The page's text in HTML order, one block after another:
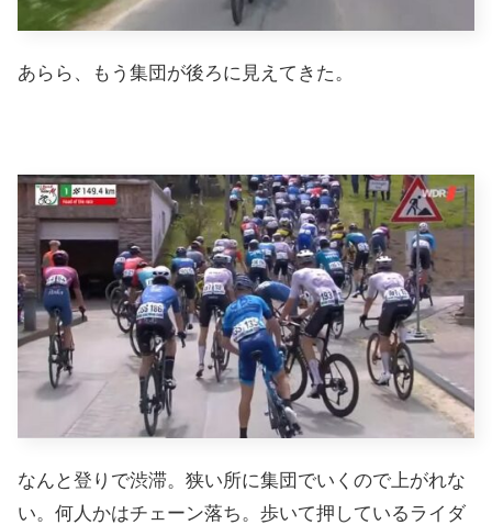
あらら、もう集団が後ろに見えてきた。
なんと登りで渋滞。狭い所に集団でいくので上がれな
い。何人かはチェーン落ち。歩いて押しているライダ